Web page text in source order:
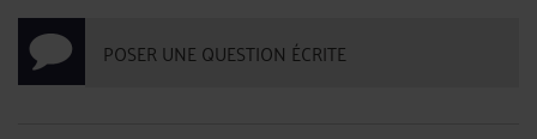
Lire la suite >